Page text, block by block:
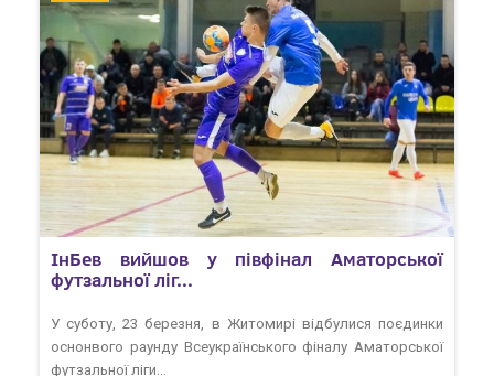
ІнБев вийшов у півфінал Аматорської
футзальної ліг...
У суботу, 23 березня, в Житомирі відбулися поєдинки
оснонвого раунду Всеукраїнського фіналу Аматорської
футзальної ліги...